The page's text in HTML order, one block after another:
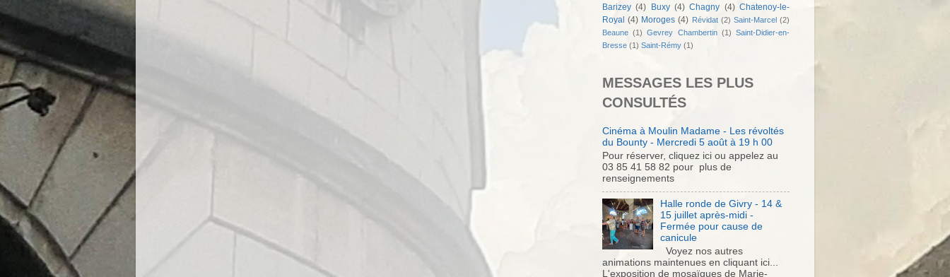
Barizey (4) Buxy (4) Chagny (4) Chatenoy-le-
Royal (4) Moroges (4) Révidat (2) Saint-Marcel (2)
Beaune (1) Gevrey Chambertin (1) Saint-Didier-en-
Bresse (1) Saint-Rémy (1)
MESSAGES LES PLUS
CONSULTÉS
Cinéma à Moulin Madame - Les révoltés
du Bounty - Mercredi 5 août à 19 h 00
Pour réserver, cliquez ici ou appelez au
03 85 41 58 82 pour plus de
renseignements
Halle ronde de Givry - 14 &
15 juillet après-midi -
Fermée pour cause de
canicule
Voyez nos autres
animations maintenues en cliquant ici...
L'exposition de mosaïques de Marie-